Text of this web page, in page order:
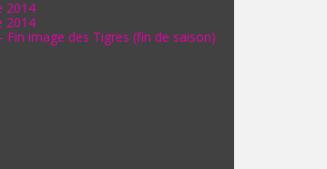
2014
2014
Fin image des Tigres (fin de saison)